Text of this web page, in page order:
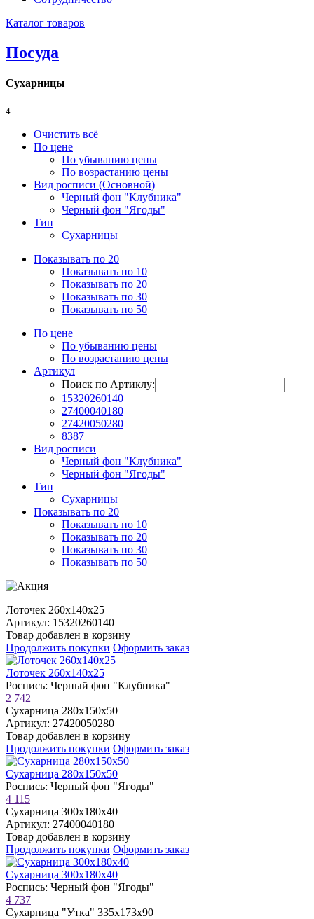
Каталог товаров
Посуда
Сухарницы
4
Очистить всё
По цене
По убыванию цены
По возрастанию цены
Вид росписи (Основной)
Черный фон "Клубника"
Черный фон "Ягоды"
Тип
Сухарницы
Показывать по 20
Показывать по 10
Показывать по 20
Показывать по 30
Показывать по 50
По цене
По убыванию цены
По возрастанию цены
Артикул
Поиск по Артиклу:
15320260140
27400040180
27420050280
8387
Вид росписи
Черный фон "Клубника"
Черный фон "Ягоды"
Тип
Сухарницы
Показывать по 20
Показывать по 10
Показывать по 20
Показывать по 30
Показывать по 50
Лоточек 260х140х25
Артикул: 15320260140
Товар добавлен в корзину
Продолжить покупки Оформить заказ
Лоточек 260х140х25
Роспись: Черный фон "Клубника"
2 742
Сухарница 280х150х50
Артикул: 27420050280
Товар добавлен в корзину
Продолжить покупки Оформить заказ
Сухарница 280х150х50
Роспись: Черный фон "Ягоды"
4 115
Сухарница 300х180х40
Артикул: 27400040180
Товар добавлен в корзину
Продолжить покупки Оформить заказ
Сухарница 300х180х40
Роспись: Черный фон "Ягоды"
4 737
Сухарница "Утка" 335х173х90